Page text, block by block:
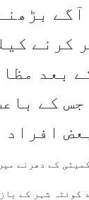
آگے
کرنے
بعد
جس کے
کے دھرنے
کوئٹہ شہر کے